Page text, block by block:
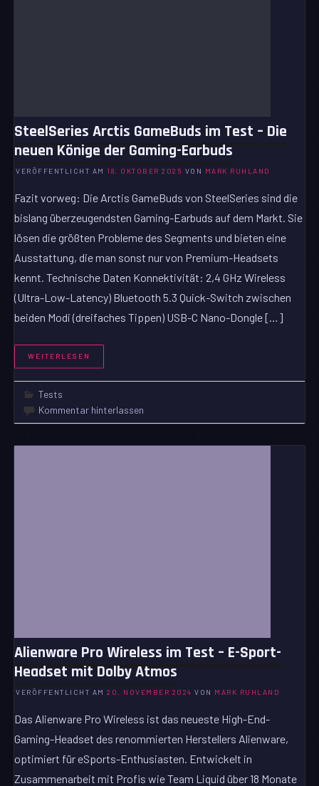
SteelSeries Arctis GameBuds im Test – Die
neuen Könige der Gaming-Earbuds
VERÖFFENTLICHT AM 18. OKTOBER 2025 VON MARK RUHLAND
Fazit vorweg: Die Arctis GameBuds von SteelSeries sind die
bislang überzeugendsten Gaming-Earbuds auf dem Markt. Sie
lösen die größten Probleme des Segments und bieten eine
Ausstattung, die man sonst nur von Premium-Headsets
kennt. Technische Daten Konnektivität: 2,4 GHz Wireless
(Ultra-Low-Latency) Bluetooth 5.3 Quick-Switch zwischen
beiden Modi (dreifaches Tippen) USB-C Nano-Dongle […]
WEITERLESEN
Tests
Kommentar hinterlassen
Alienware Pro Wireless im Test – E-Sport-
Headset mit Dolby Atmos
VERÖFFENTLICHT AM20. NOVEMBER 2024 VON MARK RUHLAND
Das Alienware Pro Wireless ist das neueste High-End-
Gaming-Headset des renommierten Herstellers Alienware,
optimiert für eSports-Enthusiasten. Entwickelt in
Zusammenarbeit mit Profis wie Team Liquid über 18 Monate